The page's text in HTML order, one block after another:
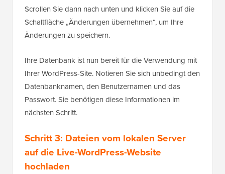
Scrollen Sie dann nach unten und klicken Sie auf die
Schaltfläche „Änderungen übernehmen“, um Ihre
Änderungen zu speichern.
Ihre Datenbank ist nun bereit für die Verwendung mit
Ihrer WordPress-Site. Notieren Sie sich unbedingt den
Datenbanknamen, den Benutzernamen und das
Passwort. Sie benötigen diese Informationen im
nächsten Schritt.
Schritt 3: Dateien vom lokalen Server
auf die Live-WordPress-Website
hochladen